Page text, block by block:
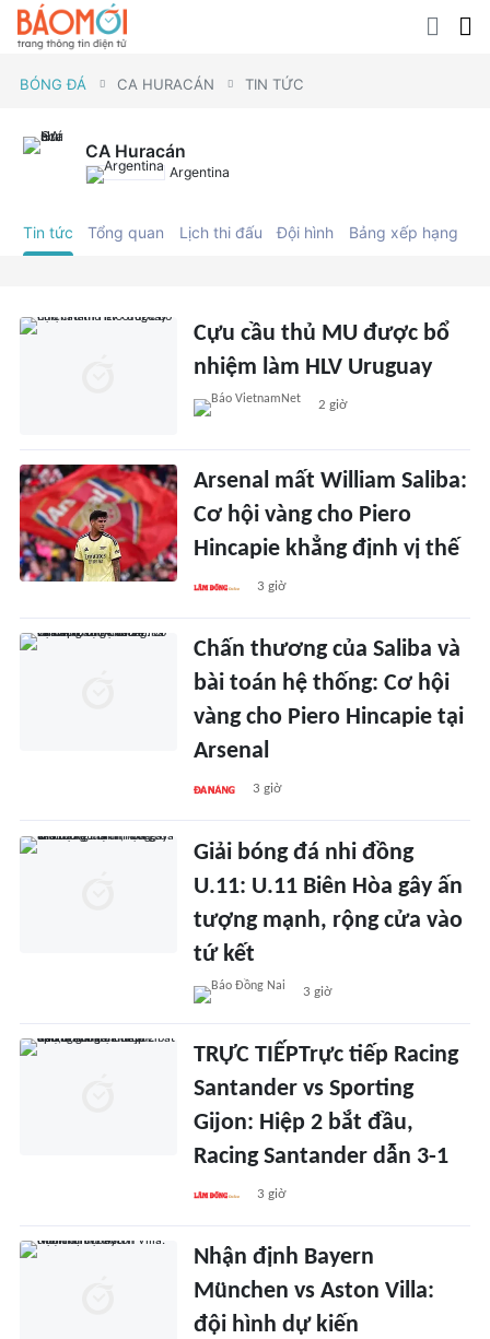
BÓNG ĐÁ CA HURACÁN TIN TỨC
CA Huracán
Argentina
Tin tức Tổng quan Lịch thi đấu Đội hình Bảng xếp hạng
Cựu cầu thủ MU được bổ
nhiệm làm HLV Uruguay
2 giờ
Arsenal mất William Saliba:
Cơ hội vàng cho Piero
Hincapie khẳng định vị thế
3 giờ
Chấn thương của Saliba và
bài toán hệ thống: Cơ hội
vàng cho Piero Hincapie tại
Arsenal
3 giờ
Giải bóng đá nhi đồng
U.11: U.11 Biên Hòa gây ấn
tượng mạnh, rộng cửa vào
tứ kết
3 giờ
TRỰC TIẾPTrực tiếp Racing
Santander vs Sporting
Gijon: Hiệp 2 bắt đầu,
Racing Santander dẫn 3-1
3 giờ
Nhận định Bayern
München vs Aston Villa:
đội hình dự kiến